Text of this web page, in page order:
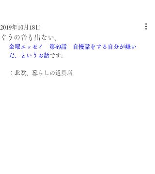
ぐうの音も出ない。
2019年10月18日
金曜エッセイ　第49話　自慢話をする自分が嫌い
だ、というお話です。
：北欧、暮らしの道具店